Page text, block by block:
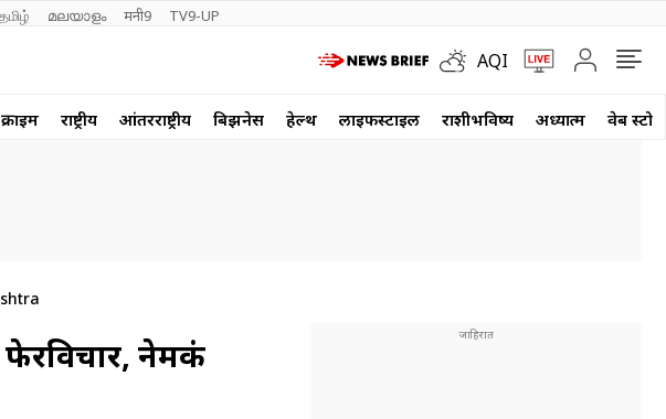
தமிழ் മലയാളം मनी9 TV9-UP
AQI
क्राईम राष्ट्रीय आंतरराष्ट्रीय बिझनेस हेल्थ लाईफस्टाईल राशीभविष्य अध्यात्म वेब
फेरविचार, नेमकं